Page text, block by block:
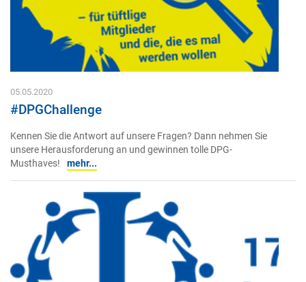
05.05.2020
#DPGChallenge
Kennen Sie die Antwort auf unsere Fragen? Dann nehmen Sie
unsere Herausforderung an und gewinnen tolle DPG-
Musthaves!
mehr...